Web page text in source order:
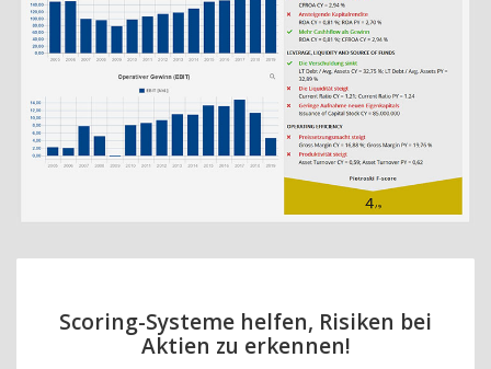
Scoring-Systeme helfen, Risiken bei
Aktien zu erkennen!